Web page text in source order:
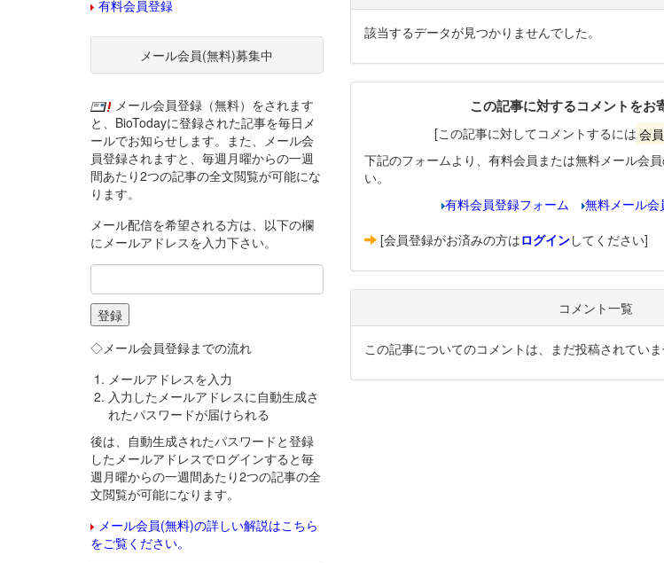
該当するデータが見つかりませんでした。
この記事に対するコメントをお
[この記事に対してコメントするには 会
下記のフォームより、有料会員または無料メール会
い。
有料会員登録フォーム
無料メール会
[会員登録がお済みの方はログインしてください]
コメント一覧
この記事についてのコメントは、まだ投稿されていま
有料会員登録
メール会員(無料)募集中
メール会員登録（無料）をされます
と、BioTodayに登録された記事を毎日メ
ールでお知らせします。また、メール会
員登録されますと、毎週月曜からの一週
間あたり2つの記事の全文閲覧が可能にな
ります。
メール配信を希望される方は、以下の欄
にメールアドレスを入力下さい。
◇メール会員登録までの流れ
メールアドレスを入力
入力したメールアドレスに自動生成さ
れたパスワードが届けられる
後は、自動生成されたパスワードと登録
したメールアドレスでログインすると毎
週月曜からの一週間あたり2つの記事の全
文閲覧が可能になります。
メール会員(無料)の詳しい解説はこちら
をご覧ください。